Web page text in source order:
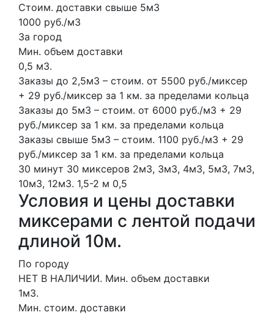
Стоим. доставки свыше 5м3
1000 руб./м3
За город
Мин. объем доставки
0,5 м3.
Заказы до 2,5м3 – стоим. от 5500 руб./миксер
+ 29 руб./миксер за 1 км. за пределами кольца
Заказы до 5м3 – стоим. от 6000 руб./м3 + 29
руб./миксер за 1 км. за пределами кольца
Заказы свыше 5м3 – стоим. 1100 руб./м3 + 29
руб./миксер за 1 км. за пределами кольца
30 минут 30 миксеров 2м3, 3м3, 4м3, 5м3, 7м3,
10м3, 12м3. 1,5-2 м 0,5
Условия и цены доставки
миксерами с лентой подачи
длиной 10м.
По городу
НЕТ В НАЛИЧИИ. Мин. объем доставки
1м3.
Мин. стоим. доставки